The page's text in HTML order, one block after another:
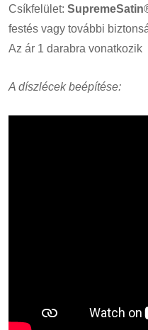
Csíkfelület:
festés vagy további
Az ár 1 darabra vonatkozik
A díszlécek beépítése: